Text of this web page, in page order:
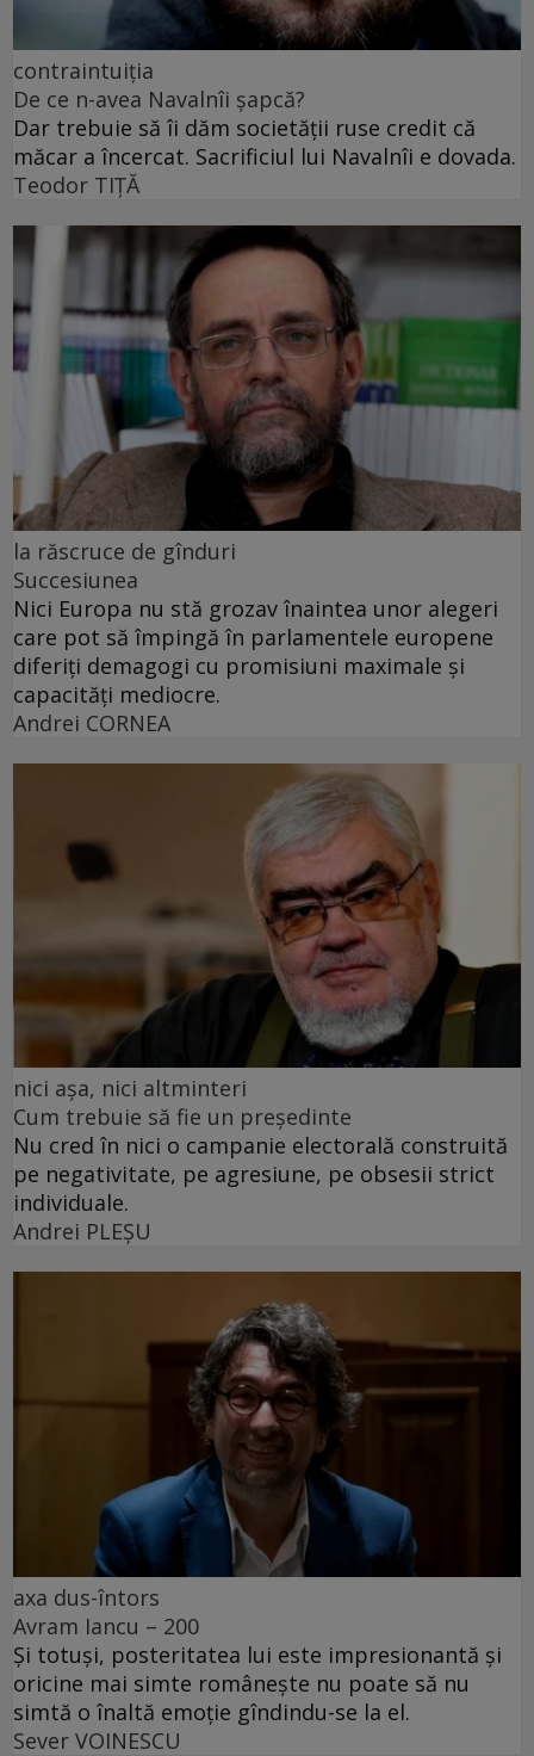
contraintuiția
De ce n-avea Navalnîi șapcă?
Dar trebuie să îi dăm societății ruse credit că
măcar a încercat. Sacrificiul lui Navalnîi e dovada.
Teodor TIŢĂ
la răscruce de gînduri
Succesiunea
Nici Europa nu stă grozav înaintea unor alegeri
care pot să împingă în parlamentele europene
diferiți demagogi cu promisiuni maximale și
capacități mediocre.
Andrei CORNEA
nici așa, nici altminteri
Cum trebuie să fie un președinte
Nu cred în nici o campanie electorală construită
pe negativitate, pe agresiune, pe obsesii strict
individuale.
Andrei PLEŞU
axa dus-întors
Avram Iancu – 200
Și totuși, posteritatea lui este impresionantă și
oricine mai simte românește nu poate să nu
simtă o înaltă emoție gîndindu-se la el.
Sever VOINESCU